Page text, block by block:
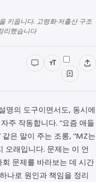
키웁니다. 고령화·저출산 구조
리했습니다
명의 도구이면서도, 동시에
주 작동합니다. “요즘 애들
같은 말이 주는 조롱, “MZ는
오래입니다. 문제는 이 언
문제를 바라보는 데 시간
나로 원인과 책임을 정리